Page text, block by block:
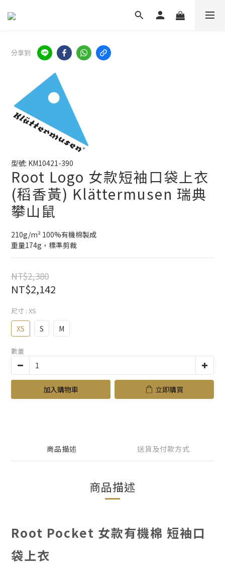
分享到
型號: KM10421-390
Root Logo 女款短袖口袋上衣
(稻香黃) Klättermusen 瑞典
攀山鼠
210g/m² 100%有機棉製成
重量174g，標準剪裁
NT$2,380
NT$2,142
尺寸 : XS
XS S M
數量
加入購物車 立即購買
商品描述 送貨及付款方式
商品描述
Root Pocket 女款有機棉 短袖口
袋上衣